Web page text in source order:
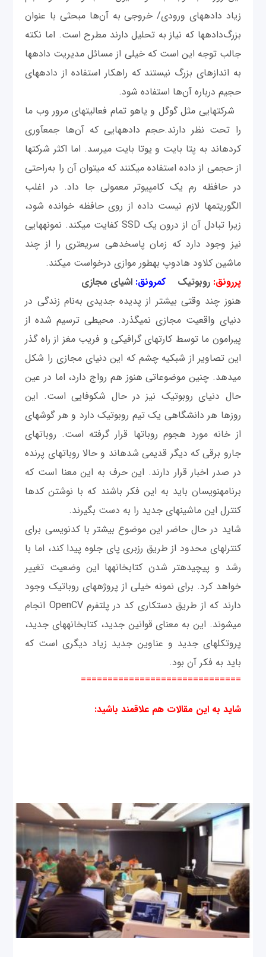
زیاد داده‎های ورودی/ خروجی به آن‌ها مبحثی با عنوان
بزرگ‌داده‎ها که نیاز به تحلیل دارند مطرح است. اما نکته
جالب توجه این است که خیلی از مسائل مدیریت داده‎ها
به اندازه‎ای بزرگ نیستند که راهکار استفاده از داده‎های
حجیم درباره آن‌ها استفاده شود.
شرکت‎هایی مثل گوگل و یاهو تمام فعالیت‎های مرور وب ما
را تحت نظر دارند.حجم داده‎هایی که آن‌ها جمع‎آوری
کرده‎اند به پتا بایت و یوتا بایت می‎رسد. اما اکثر شرکت‎ها
از حجمی‎ از داده استفاده می‎کنند که می‎توان آن را به‌راحتی
در حافظه رم یک کامپیوتر معمولی جا داد. در اغلب
الگوریتم‎ها لازم نیست داده از روی حافظه خوانده شود،
زیرا تبادل آن از درون یک SSD کفایت می‎کند. نمونه‎هایی
نیز وجود دارد که زمان پاسخ‎دهی سریع‎تری را از چند
ماشین کلاود هادوپ به‎طور موازی درخواست می‎کند.
پررونق: روبوتیککم‎رونق:
اشیای مجازی
هنوز چند وقتی بیشتر از پدیده جدیدی به‌نام زندگی در
دنیای واقعیت مجازی نمی‎گذرد. محیطی ترسیم شده از
پیرامون ما توسط کارت‎های گرافیکی و فریب مغز از راه گذر
این تصاویر از شبکیه چشم که این دنیای مجازی را شکل
می‎دهد. چنین موضوعاتی هنوز هم رواج دارد، اما در عين
حال دنیای روبوتیک نیز در حال شکوفایی است. این
روزها هر دانشگاهی یک تیم روبوتیک دارد و هر گوشه‎ای
از خانه مورد هجوم روبات‎ها قرار گرفته است. روبات‎های
جارو برقی که دیگر قدیمی‎ شده‎اند و حالا روبات‎های پرنده
در صدر اخبار قرار دارند. این حرف به این معنا است که
برنامه‎نویسان باید به این فکر باشند که با نوشتن کدها
کنترل این ماشین‎های جديد را به دست بگیرند.
شاید در حال حاضر این موضوع بیشتر با کدنویسی برای
کنترل‎های محدود از طریق رزبری پای جلوه پیدا کند، اما با
رشد و پیچیده‎تر شدن کتابخانه‎ها این وضعیت تغییر
خواهد کرد. برای نمونه خیلی از پروژه‎های روباتیک وجود
دارند که از طریق دستکاری کد در پلتفرم OpenCV انجام
می‎شوند. این به معنای قوانین جدید، کتابخانه‎های جدید،
پروتکل‎های جدید و عناوین جدید زیاد دیگری است که
باید به فکر آن بود.
==============================
شاید به این مقالات هم علاقمند باشید: